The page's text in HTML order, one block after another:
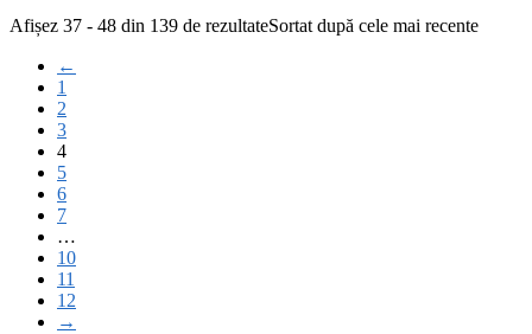
Afișez 37 - 48 din 139 de rezultateSortat după cele mai recente
←
1
2
3
4
5
6
7
…
10
11
12
→